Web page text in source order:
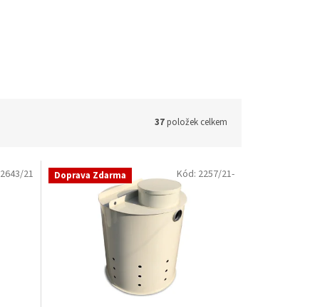
37položek celkem
2643/21 Doprava Zdarma Kód: 2257/21-